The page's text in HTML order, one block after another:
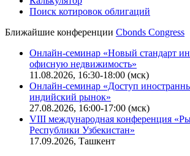
Поиск котировок облигаций
Ближайшие конференции Cbonds Congress
Онлайн-семинар «Новый стандарт
офисную недвижимость»
11.08.2026, 16:30-18:00 (мск)
Онлайн-семинар «Доступ
индийский рынок»
27.08.2026, 16:00-17:00 (мск)
VIII международная конференция
Республики Узбекистан»
17.09.2026, Ташкент